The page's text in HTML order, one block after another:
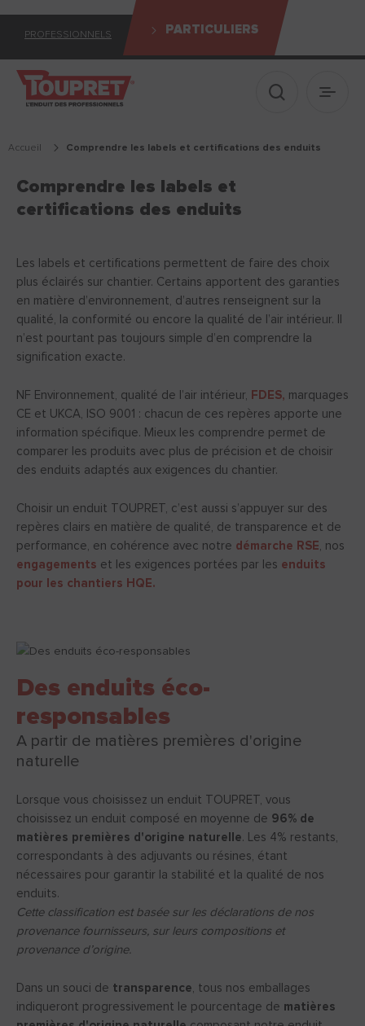
PROFESSIONNELS PARTICULIERS
Afficher le
Accueil comprendre les labels et certifications des enduits
Comprendre les labels et
certifications des enduits
Les labels et certifications permettent de faire des choix
plus éclairés sur chantier. Certains apportent des garanties
en matière d’environnement, d’autres renseignent sur la
qualité, la conformité ou encore la qualité de l’air intérieur. Il
n’est pourtant pas toujours simple d’en comprendre la
signification exacte.
NF Environnement, qualité de l’air intérieur, FDES, marquages
CE et UKCA, ISO 9001 : chacun de ces repères apporte une
information spécifique. Mieux les comprendre permet de
comparer les produits avec plus de précision et de choisir
des enduits adaptés aux exigences du chantier.
Choisir un enduit TOUPRET, c’est aussi s’appuyer sur des
repères clairs en matière de qualité, de transparence et de
performance, en cohérence avec notre démarche RSE, nos
engagements et les exigences portées par les enduits
pour les chantiers HQE.
Des enduits éco-
responsables
A partir de matières premières d'origine
naturelle
Lorsque vous choisissez un enduit TOUPRET, vous
choisissez un enduit composé en moyenne de 96% de
matières premières d'origine naturelle. Les 4% restants,
correspondants à des adjuvants ou résines, étant
nécessaires pour garantir la stabilité et la qualité de nos
enduits.
Cette classification est basée sur les déclarations de nos
provenance fournisseurs, sur leurs compositions et
provenance d’origine.
Dans un souci de transparence , tous nos emballages
indiqueront progressivement le pourcentage de matières